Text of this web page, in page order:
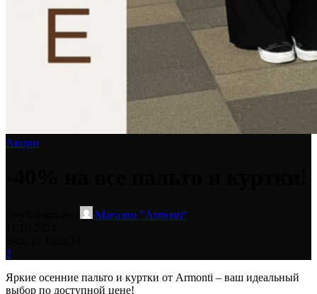
Акции
Магазин "Armonti"
2
Яркие осенние пальто и куртки от Armonti – ваш идеальный
выбор по доступной цене!